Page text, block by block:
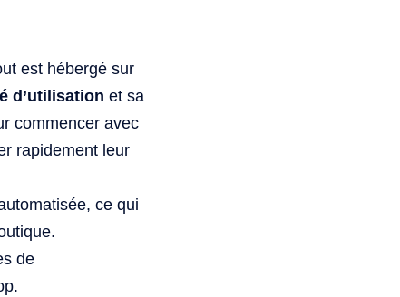
est hébergé sur
d’utilisation et sa
commencer avec
rapidement leur
ce qui
de